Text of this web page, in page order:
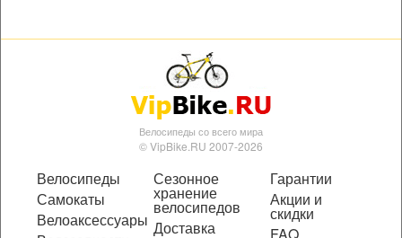
Велосипеды со всего мира
© VipBike.RU 2007-2026
Велосипеды
Самокаты
Велоаксессуары
Сезонное
хранение
велосипедов
Доставка
Гарантии
Акции и
скидки